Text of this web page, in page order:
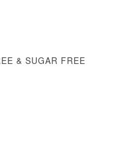
& SUGAR FREE